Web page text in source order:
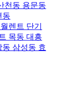
천동 용문동
동
렌트 단기
목동 대흥
삼성동 효